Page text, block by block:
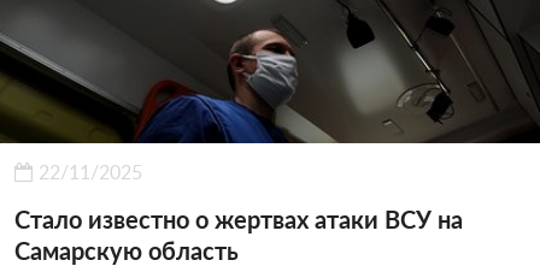
22/11/2025
Стало известно о жертвах атаки ВСУ на
Самарскую область